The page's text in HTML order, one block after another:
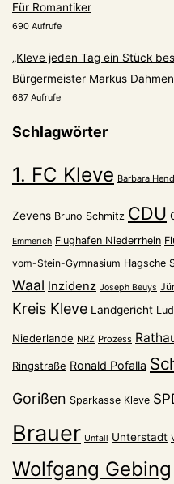
Für Romantiker
690 Aufrufe
„Kleve jeden Tag ein Stück
Bürgermeister Markus
687 Aufrufe
Schlagwörter
1. FC Kleve Barbara
Zevens Bruno Schmitz CDU
Emmerich Flughafen Niederrhein
vom-Stein-Gymnasium Hagsche
Waal Inzidenz Joseph Beuys
Kreis Kleve Landgericht
Niederlande NRZ Prozess
Ringstraße Ronald Pofalla
Gorißen Sparkasse Kleve
Brauer Unfall Unterstadt
Wolfgang Gebing